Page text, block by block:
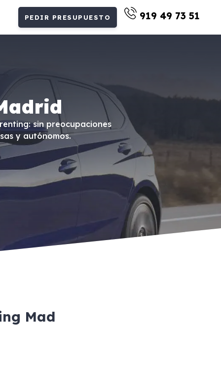
PEDIR PRESUPUESTO 919 49 73 51
sin preocupaciones
y autónomos.
Mad